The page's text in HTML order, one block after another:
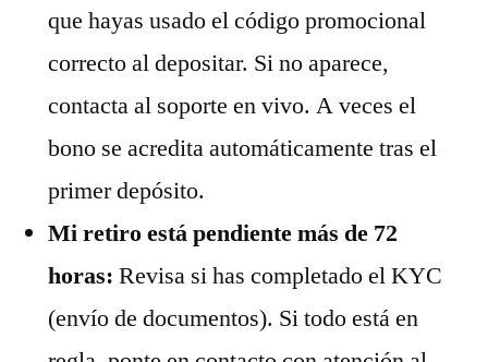
que hayas usado el código promocional
correcto al depositar. Si no aparece,
contacta al soporte en vivo. A veces el
bono se acredita automáticamente tras el
primer depósito.
Mi retiro está pendiente más de 72
horas: Revisa si has completado el KYC
(envío de documentos). Si todo está en